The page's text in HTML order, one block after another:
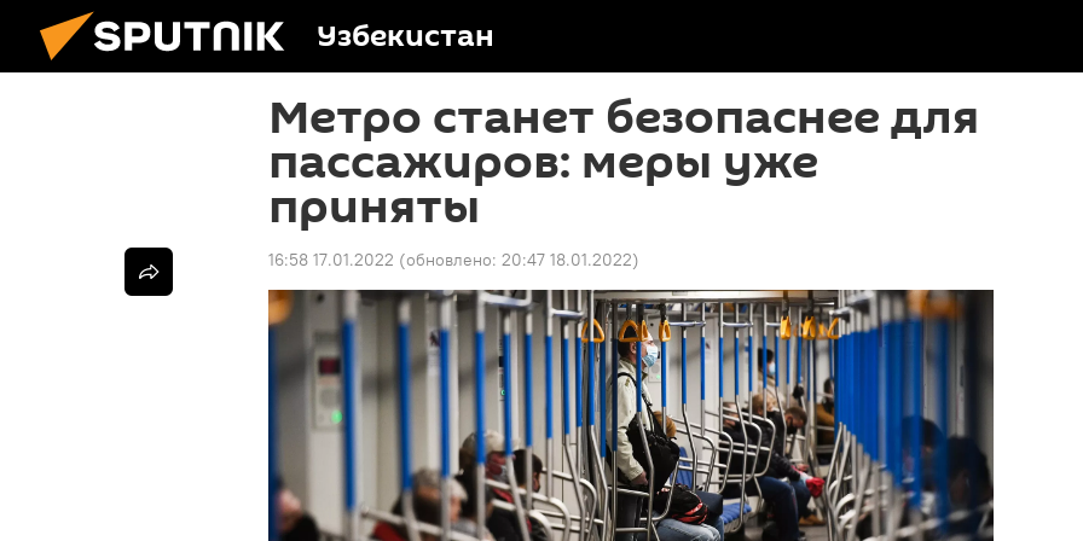
Узбекистан
Метро станет безопаснее для
пассажиров: меры уже
приняты
16:58 17.01.2022 (обновлено: 20:47 18.01.2022)